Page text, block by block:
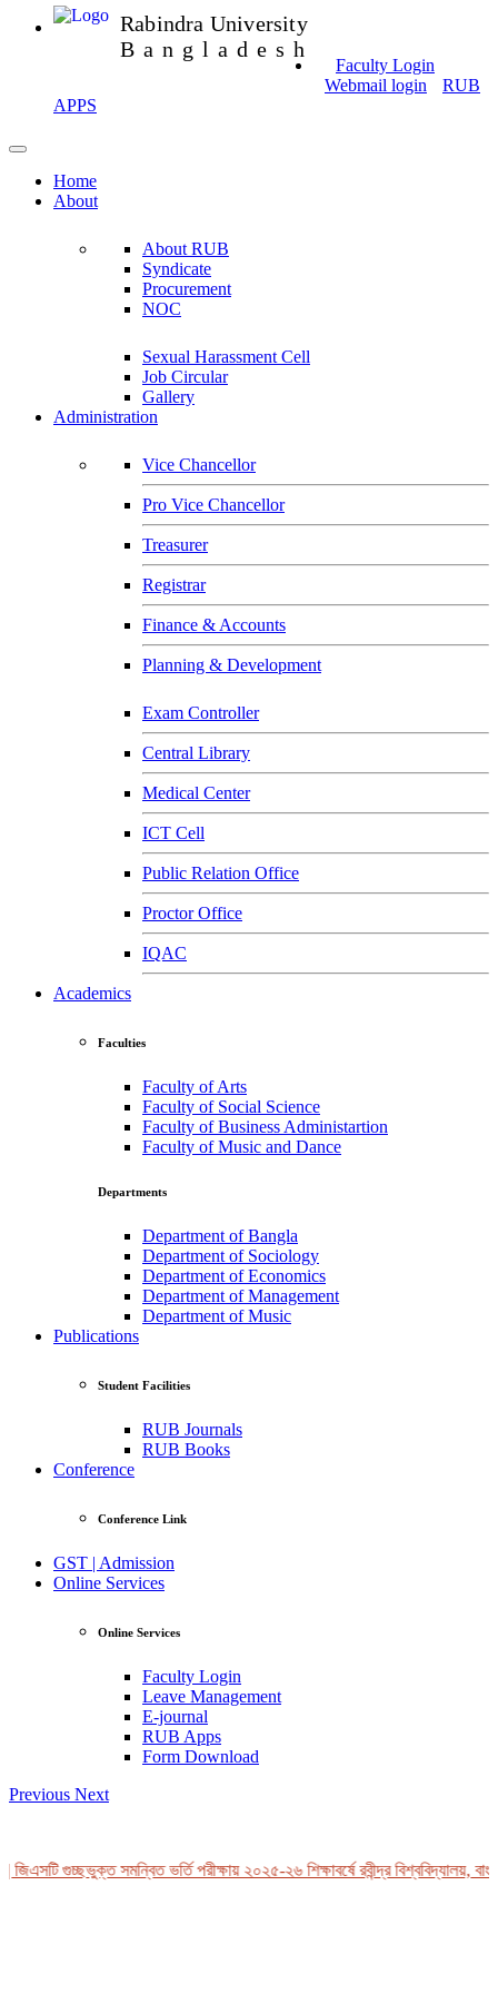
Rabindra University
Bangladesh
Faculty Login
Webmail login
RUB
APPS
Home
About
About RUB
Syndicate
Procurement
NOC
Sexual Harassment Cell
Job Circular
Gallery
Administration
Vice Chancellor
Pro Vice Chancellor
Treasurer
Registrar
Finance & Accounts
Planning & Development
Exam Controller
Central Library
Medical Center
ICT Cell
Public Relation Office
Proctor Office
IQAC
Academics
Faculties
Faculty of Arts
Faculty of Social Science
Faculty of Business Administartion
Faculty of Music and Dance
Departments
Department of Bangla
Department of Sociology
Department of Economics
Department of Management
Department of Music
Publications
Student Facilities
RUB Journals
RUB Books
Conference
Conference Link
GST | Admission
Online Services
Online Services
Faculty Login
Leave Management
E-journal
RUB Apps
Form Download
Previous Next
গুচ্ছভুক্ত সমন্বিত ভর্তি পরীক্ষায় ২০২৫-২৬ শিক্ষাবর্ষে রবীন্দ্র বিশ্ববিদ্যালয়,